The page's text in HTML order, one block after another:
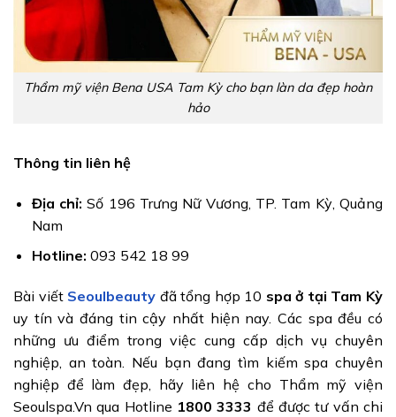
Thẩm mỹ viện Bena USA Tam Kỳ cho bạn làn da đẹp hoàn
hảo
Thông tin liên hệ
Địa chỉ: Số 196 Trưng Nữ Vương, TP. Tam Kỳ, Quảng
Nam
Hotline: 093 542 18 99
Bài viếtSeoulbeauty đã tổng hợp 10 spa ở tại Tam Kỳ
uy tín và đáng tin cậy nhất hiện nay. Các spa đều có
những ưu điểm trong việc cung cấp dịch vụ chuyên
nghiệp, an toàn. Nếu bạn đang tìm kiếm spa chuyên
nghiệp để làm đẹp, hãy liên hệ cho Thẩm mỹ viện
Seoulspa.Vn qua Hotline 1800 3333 để được tư vấn chi